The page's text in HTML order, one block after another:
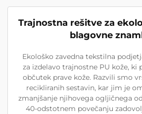
Trajnostna rešitve za
blagovne
Ekološko zavedna tekstilna
za izdelavo trajnostne PU kože, ki
občutek prave kože. Razvili smo
recikliranih sestavin, kar jim je
zmanjšanje njihovega ogljičnega
40-odstotnem povečanju